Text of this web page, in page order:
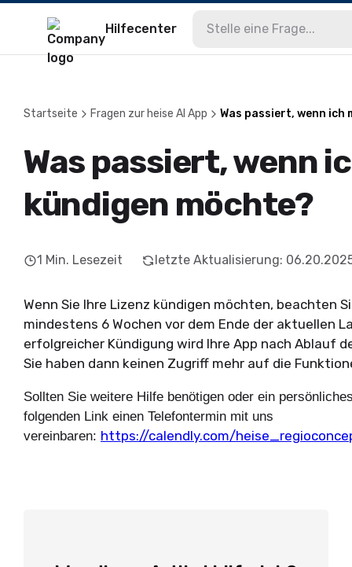
Hilfecenter
Startseite Fragen zur heise AI App Was passiert, wenn ich
Was passiert, wenn
kündigen möchte?
1 Min. Lesezeit letzte Aktualisierung:
Wenn Sie Ihre Lizenz kündigen möchten, beachten
mindestens 6 Wochen vor dem Ende der aktuellen
erfolgreicher Kündigung wird Ihre App nach Ablauf
Sie haben dann keinen Zugriff mehr auf die
Sollten Sie weitere Hilfe benötigen oder ein
folgenden Link einen Telefontermin mit uns
vereinbaren: https://calendly.com/